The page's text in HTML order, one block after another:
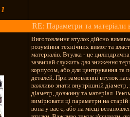
1
RE: Параметри та матеріали
Виготовлення втулок дійсно
розуміння технічних вимог та
матеріалів. Втулка - це
зазвичай служить для зниження
корпусом, або для центрування та
деталей. При замовленні втулок
важливо знати внутрішній діаметр,
діаметр, довжину та матеріал.
вимірювати ці параметри на старій
вона у вас є, або на місці